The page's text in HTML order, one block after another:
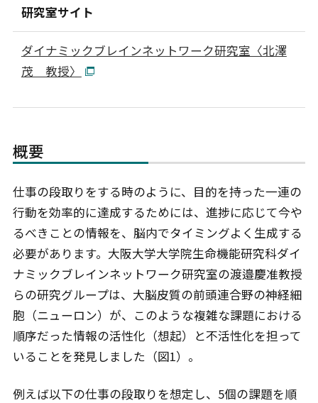
研究室サイト
ダイナミックブレインネットワーク研究室〈北澤
茂 教授〉
概要
仕事の段取りをする時のように、目的を持った一連の
行動を効率的に達成するためには、進捗に応じて今や
るべきことの情報を、脳内でタイミングよく生成する
必要があります。大阪大学大学院生命機能研究科ダイ
ナミックブレインネットワーク研究室の渡邉慶准教授
らの研究グループは、大脳皮質の前頭連合野の神経細
胞（ニューロン）が、このような複雑な課題における
順序だった情報の活性化（想起）と不活性化を担って
いることを発見しました（図1）。
例えば以下の仕事の段取りを想定し、5個の課題を順